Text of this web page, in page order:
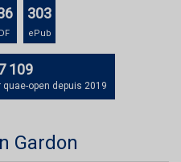
le
303
ePub
109
open depuis 2019
Gardon